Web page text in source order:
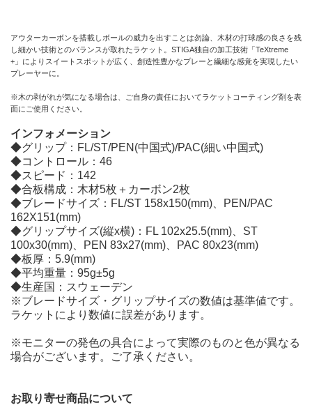
アウターカーボンを搭載しボールの威力を出すことは勿論、木材の打球感の良さを残
し細かい技術とのバランスが取れたラケット。STIGA独自の加工技術「TeXtreme
+」によりスイートスポットが広く、創造性豊かなプレーと繊細な感覚を実現したい
プレーヤーに。
※木の剥がれが気になる場合は、ご自身の責任においてラケットコーティング剤を表
面にご使用ください。
インフォメーション
◆グリップ：FL/ST/PEN(中国式)/PAC(細い中国式)
◆コントロール：46
◆スピード：142
◆合板構成：木材5枚＋カーボン2枚
◆ブレードサイズ：FL/ST 158x150(mm)、PEN/PAC
162X151(mm)
◆グリップサイズ(縦x横)：FL 102x25.5(mm)、ST
100x30(mm)、PEN 83x27(mm)、PAC 80x23(mm)
◆板厚：5.9(mm)
◆平均重量：95g±5g
◆生産国：スウェーデン
※ブレードサイズ・グリップサイズの数値は基準値です。
ラケットにより数値に誤差があります。
※モニターの発色の具合によって実際のものと色が異なる
場合がございます。ご了承ください。
お取り寄せ商品について